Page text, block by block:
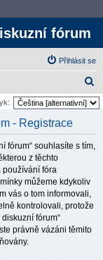
fórum
Přihlásit se
l
- Registrace
fórum“ souhlasíte s tím,
z těchto
používání fóra
můžeme kdykoliv
vás o tom informovali,
kontrolovali, protože
fórum“
právně vázáni těmito